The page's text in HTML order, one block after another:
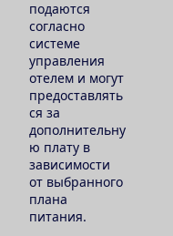
подаются
согласно
системе
управления
отелем и могут
предоставлять
ся за
дополнительну
ю плату в
зависимости
от выбранного
плана
питания.